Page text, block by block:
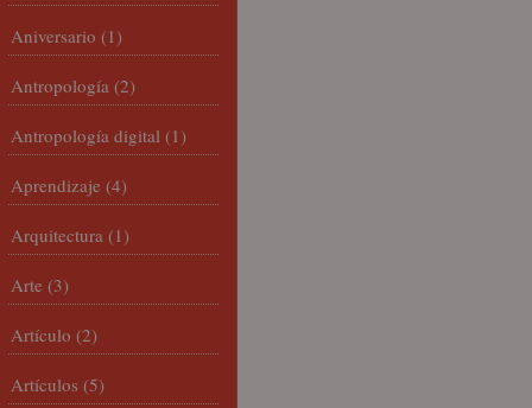
Aniversario (1)
Antropología (2)
Antropología digital (1)
Aprendizaje (4)
Arquitectura (1)
Arte (3)
Artículo (2)
Artículos (5)